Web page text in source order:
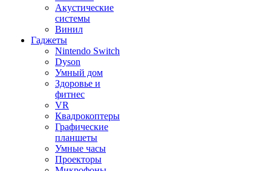
Акустические
системы
Винил
Гаджеты
Nintendo Switch
Dyson
Умный дом
Здоровье и
фитнес
VR
Квадрокоптеры
Графические
планшеты
Умные часы
Проекторы